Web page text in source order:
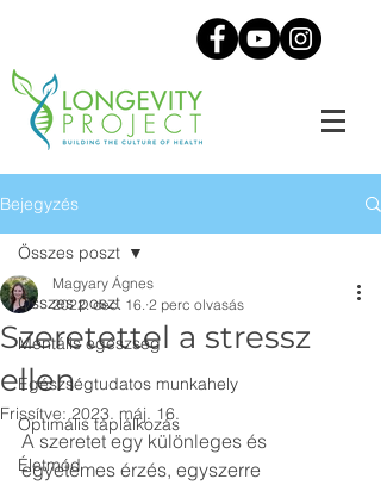
Bejegyzés
Összes poszt
Mentális egészség
Egészségtudatos munkahely
Optimális táplálkozás
Életmód
Összes poszt
Szeretettel a stressz
ellen
Magyary Ágnes
2022. dec. 16. 2 perc olvasás
Frissítve:2023. máj. 16.
A szeretet egy különleges és
egyetemes érzés, egyszerre